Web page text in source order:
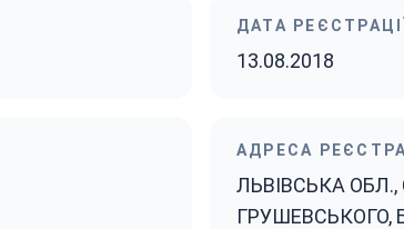
ДАТА РЕЄСТРАЦІЇ
13.08.2018
АДРЕСА
ЛЬВІВСЬКА
ГРУШЕВСЬКОГО,